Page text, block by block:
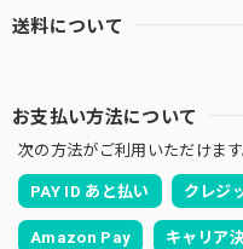
送料について
お支払い方法について
次の方法がご利用いただけます
PAY ID あと払い クレジ
Amazon Pay キャリア